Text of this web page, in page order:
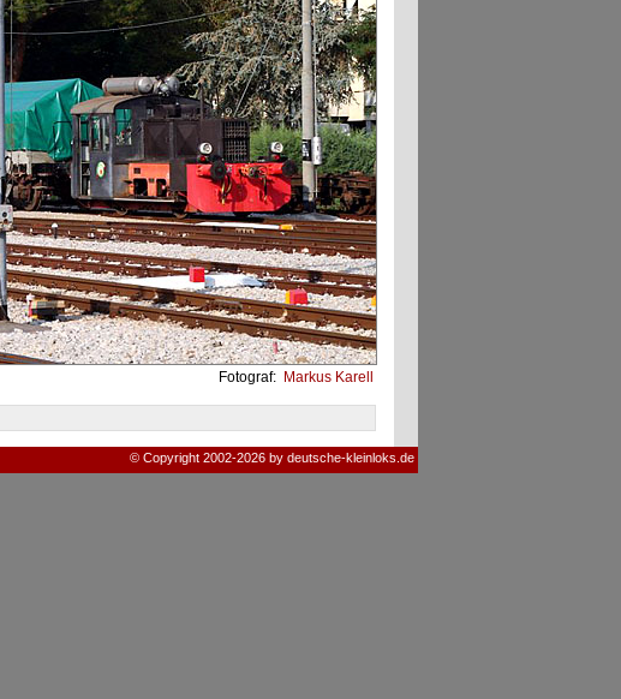
Fotograf: Markus Karell
© Copyright 2002-2026 by deutsche-kleinloks.de